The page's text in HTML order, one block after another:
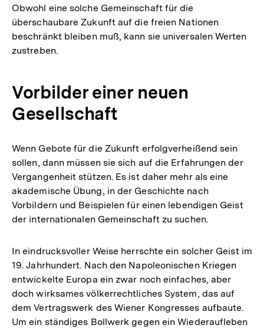
Obwohl eine solche Gemeinschaft für die
überschaubare Zukunft auf die freien Nationen
beschränkt bleiben muß, kann sie universalen Werten
zustreben.
Vorbilder einer neuen
Gesellschaft
Wenn Gebote für die Zukunft erfolgverheißend sein
sollen, dann müssen sie sich auf die Erfahrungen der
Vergangenheit stützen. Es ist daher mehr als eine
akademische Übung, in der Geschichte nach
Vorbildern und Beispielen für einen lebendigen Geist
der internationalen Gemeinschaft zu suchen.
In eindrucksvoller Weise herrschte ein solcher Geist im
19. Jahrhundert. Nach den Napoleonischen Kriegen
entwickelte Europa ein zwar noch einfaches, aber
doch wirksames völkerrechtliches System, das auf
dem Vertragswerk des Wiener Kongresses aufbaute.
Um ein ständiges Bollwerk gegen ein Wiederaufleben